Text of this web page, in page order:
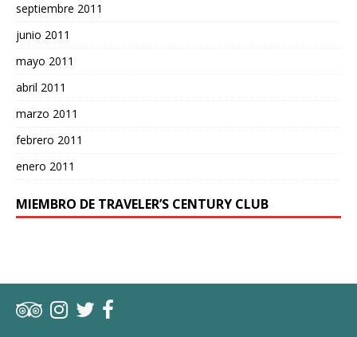
septiembre 2011
junio 2011
mayo 2011
abril 2011
marzo 2011
febrero 2011
enero 2011
MIEMBRO DE TRAVELER’S CENTURY CLUB